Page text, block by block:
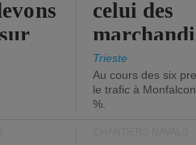
celui des
diminue.
Trieste
Au cours des six
le trafic à
%.